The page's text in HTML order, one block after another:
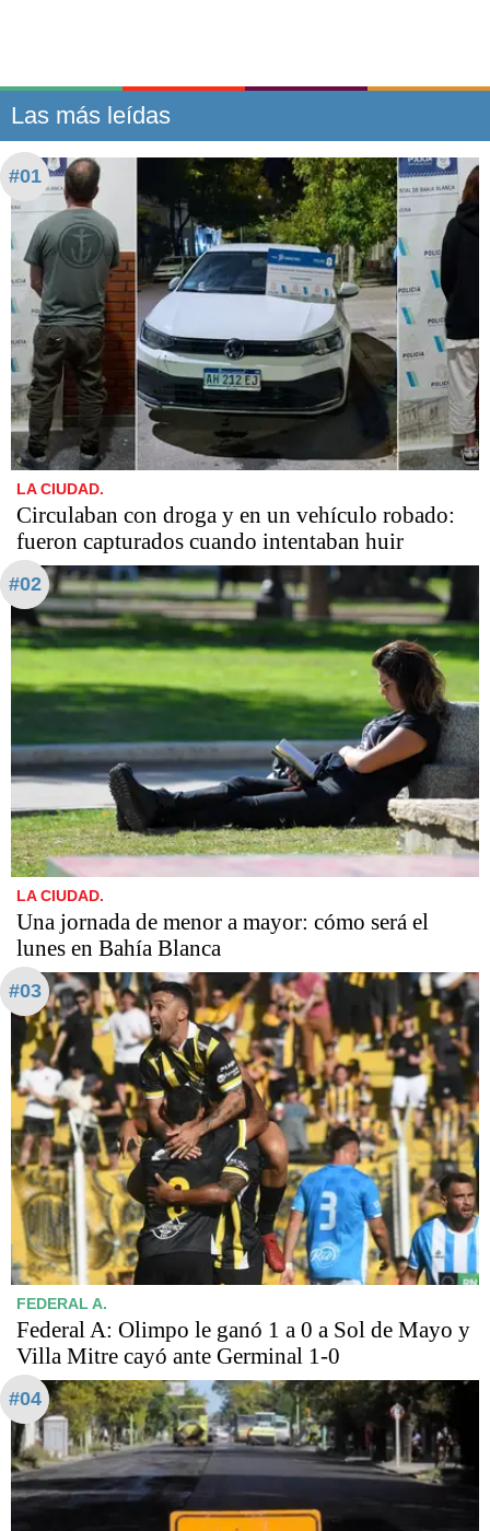
Las más leídas
#01
LA CIUDAD.
Circulaban con droga y en un vehículo robado:
fueron capturados cuando intentaban huir
#02
LA CIUDAD.
Una jornada de menor a mayor: cómo será el
lunes en Bahía Blanca
#03
FEDERAL A.
Federal A: Olimpo le ganó 1 a 0 a Sol de Mayo y
Villa Mitre cayó ante Germinal 1-0
#04